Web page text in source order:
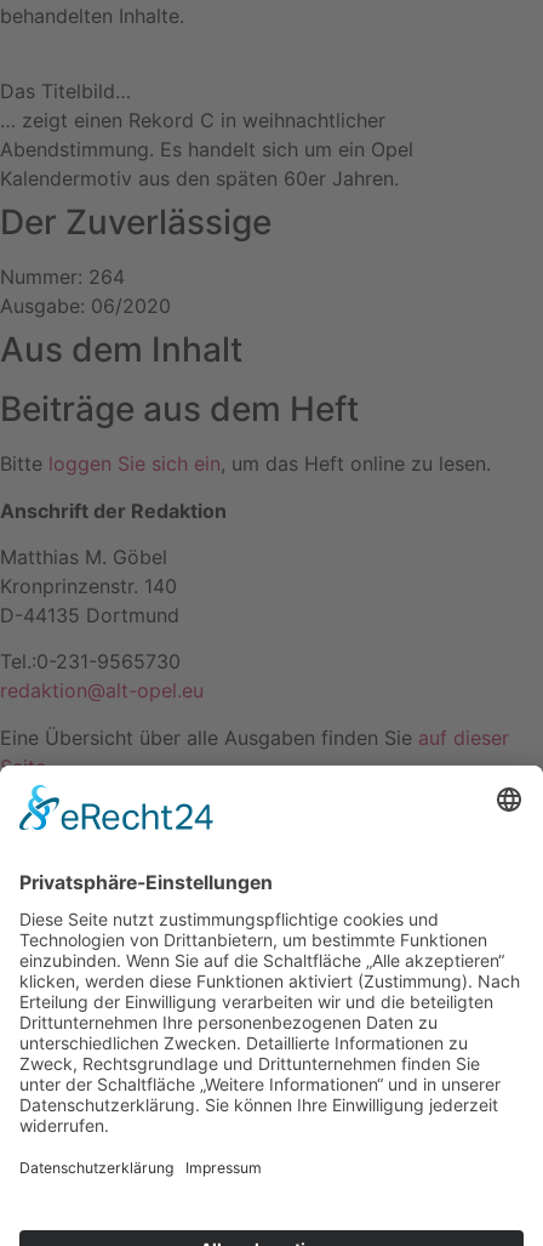
behandelten Inhalte.
Das Titelbild…
… zeigt einen Rekord C in weihnachtlicher
Abendstimmung. Es handelt sich um ein Opel
Kalendermotiv aus den späten 60er Jahren.
Der Zuverlässige
Nummer: 264
Ausgabe: 06/2020
Aus dem Inhalt
Beiträge aus dem Heft
Bitte loggen Sie sich ein, um das Heft online zu lesen.
Anschrift der Redaktion
Matthias M. Göbel
Kronprinzenstr. 140
D-44135 Dortmund
Tel.:0-231-9565730
redaktion@alt-opel.eu
Eine Übersicht über alle Ausgaben finden Sie auf dieser
Seite.
Mitgliederkönnen die Einzelausgaben auch online lesen.
Impressum
Datenschutzerklärung
Mitgliederbereich
Facebook
Instagram
Umsetzung:DOUBLE-A-DESIGN
Kontakt
Impressum
Datenschutzerklärung
Mitgliederbereich
Facebook
Instagram